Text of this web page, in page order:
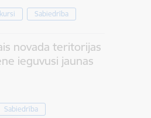
Sabiedrība
novada teritorijas
ieguvusi jaunas
Sabiedrība